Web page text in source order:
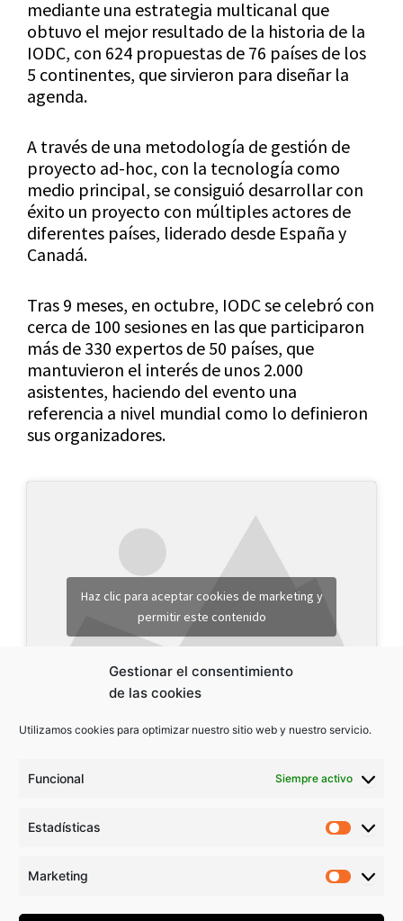
Gestionar el consentimiento
de las cookies
Utilizamos cookies para optimizar nuestro sitio web y nuestro servicio.
Funcional Siempre activo
Estadísticas
Marketing
mediante una estrategia multicanal que
obtuvo el mejor resultado de la historia de la
IODC, con 624 propuestas de 76 países de los
5 continentes, que sirvieron para diseñar la
agenda.
A través de una metodología de gestión de
proyecto ad-hoc, con la tecnología como
medio principal, se consiguió desarrollar con
éxito un proyecto con múltiples actores de
diferentes países, liderado desde España y
Canadá.
Tras 9 meses, en octubre, IODC se celebró con
cerca de 100 sesiones en las que participaron
más de 330 expertos de 50 países, que
mantuvieron el interés de unos 2.000
asistentes, haciendo del evento una
referencia a nivel mundial como lo definieron
sus organizadores.
Haz clic para aceptar cookies de marketing y
permitir este contenido